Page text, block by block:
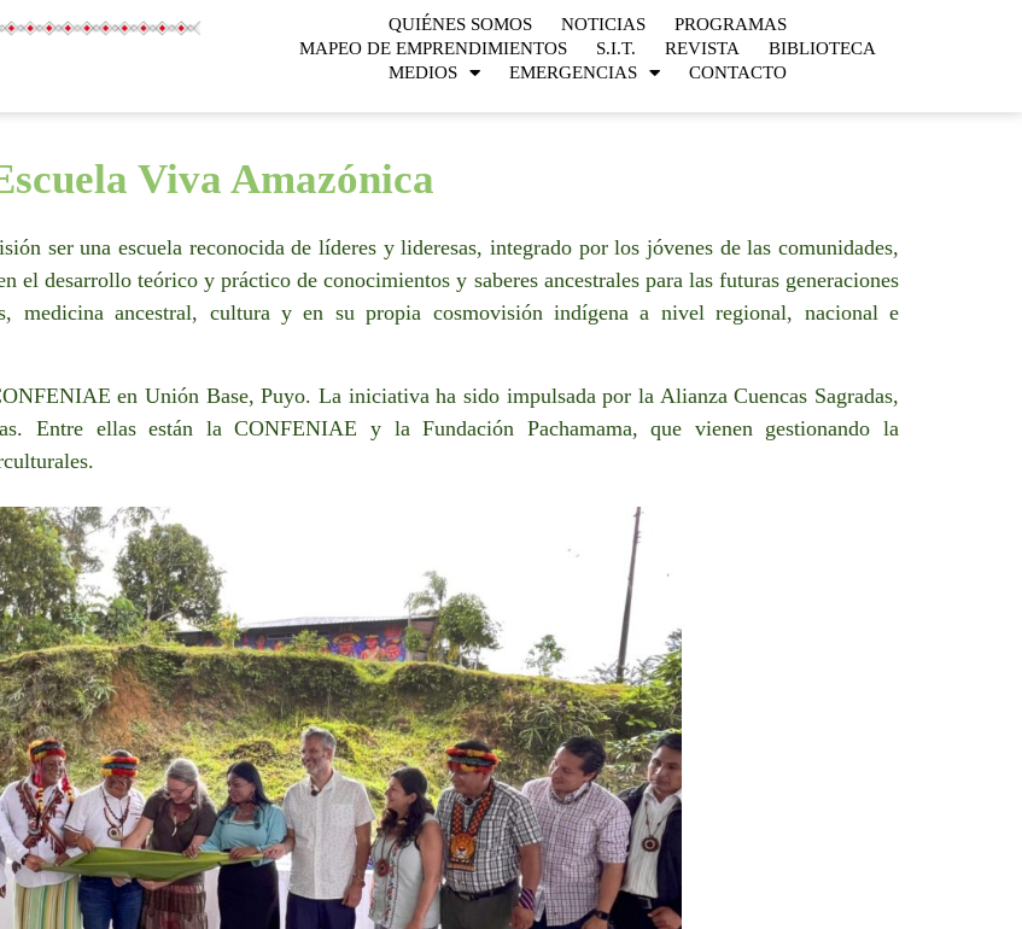
QUIÉNES SOMOS NOTICIAS
PROGRAMAS
MAPEO DE EMPRENDIMIENTOS
S.I.T. REVISTA
BIBLIOTECA
MEDIOS
EMERGENCIAS CONTACTO
Viva Amazónica
ser una escuela reconocida de líderes y lideresas, integrado por los jóvenes de las comunidades,
el desarrollo teórico y práctico de conocimientos y saberes ancestrales para las futuras generaciones
medicina ancestral, cultura y en su propia cosmovisión indígena a nivel regional, nacional e
en Unión Base, Puyo. La iniciativa ha sido impulsada por la Alianza Cuencas Sagradas,
Entre ellas están la CONFENIAE y la Fundación Pachamama, que vienen gestionando la